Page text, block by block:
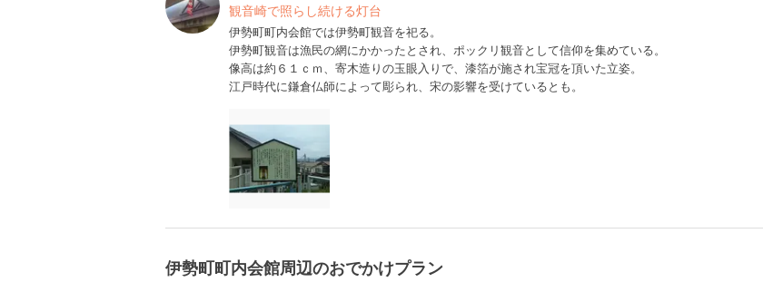
観音崎で照らし続ける灯台
伊勢町町内会館では伊勢町観音を祀る。
伊勢町観音は漁民の網にかかったとされ、ポックリ観音として信仰を集めている。
像高は約６１ｃｍ、寄木造りの玉眼入りで、漆箔が施され宝冠を頂いた立姿。
江戸時代に鎌倉仏師によって彫られ、宋の影響を受けているとも。
伊勢町町内会館周辺のおでかけプラン